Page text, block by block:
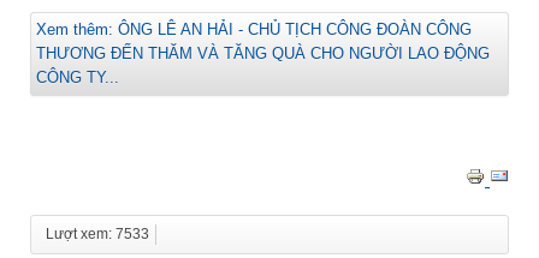
Xem thêm: ÔNG LÊ AN HẢI - CHỦ TỊCH CÔNG ĐOÀN CÔNG
THƯƠNG ĐẾN THĂM VÀ TĂNG QUÀ CHO NGƯỜI LAO ĐỘNG
CÔNG TY...
Lượt xem: 7533